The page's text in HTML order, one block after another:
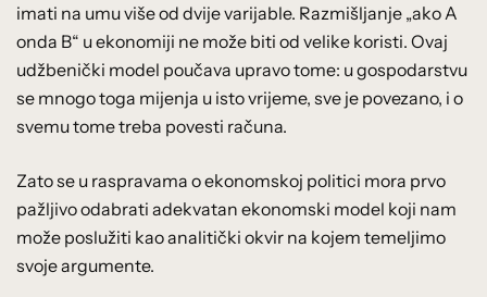
imati na umu više od dvije varijable. Razmišljanje „ako A
onda B“ u ekonomiji ne može biti od velike koristi. Ovaj
udžbenički model poučava upravo tome: u gospodarstvu
se mnogo toga mijenja u isto vrijeme, sve je povezano, i o
svemu tome treba povesti računa.
Zato se u raspravama o ekonomskoj politici mora prvo
pažljivo odabrati adekvatan ekonomski model koji nam
može poslužiti kao analitički okvir na kojem temeljimo
svoje argumente.